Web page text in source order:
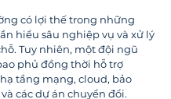
có lợi thế trong những
hiểu sâu nghiệp vụ và xử lý
Tuy nhiên, một đội ngũ
phủ đồng thời hỗ trợ
tầng mạng, cloud, bảo
các dự án chuyển đổi.